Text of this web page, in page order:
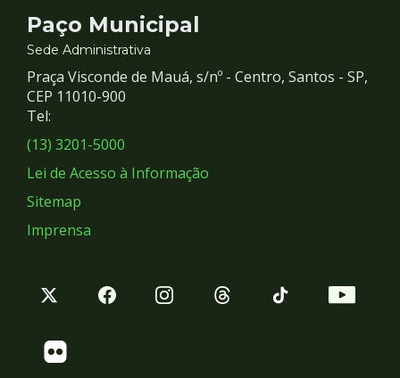
Contato
e
Redes
Sociais
Paço Municipal
Sede Administrativa
Praça Visconde de Mauá, s/nº - Centro, Santos - SP,
CEP 11010-900
Tel:
(13) 3201-5000
Lei de Acesso à Informação
Sitemap
Imprensa